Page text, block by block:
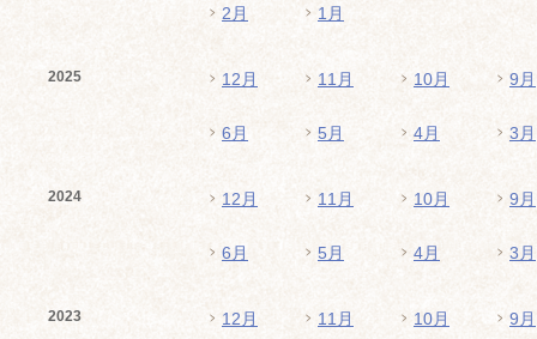
2月 1月
2025 12月 11月 10月 9月
6月 5月 4月 3月
2024 12月 11月 10月 9月
6月 5月 4月 3月
2023 12月 11月 10月 9月